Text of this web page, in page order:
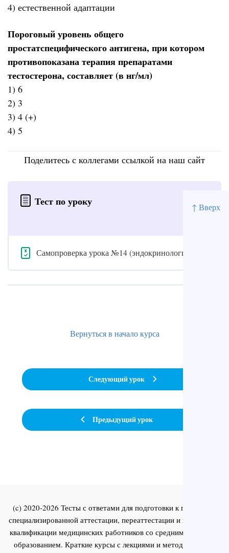
↑ Вверх
4) естественной адаптации
Пороговый уровень общего
простатспецифического антигена, при котором
противопоказана терапия препаратами
тестостерона, составляет (в нг/мл)
1) 6
2) 3
3) 4 (+)
4) 5
Поделитесь с коллегами ссылкой на наш сайт
Тест по уроку
Самопроверка урока №14 (эндокринология)
Предыдущий урок
Вернуться в начало курса
Следующий урок
(c) 2020-2026 Тесты с ответами для подготовки к первичной
специализированной аттестации, переаттестации и повышения
квалификации медицинских работников со средним и высшим
образованием. Краткие курсы с лекциями и методическими